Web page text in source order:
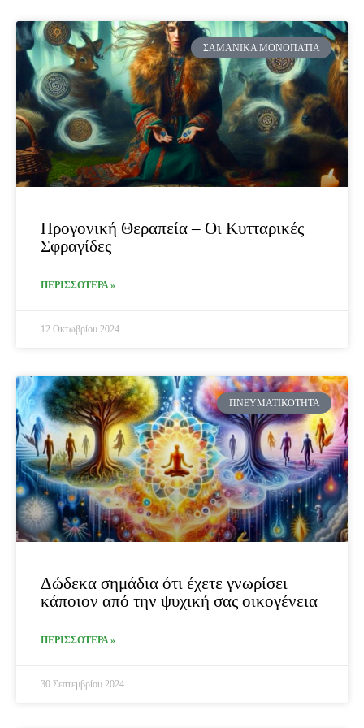
ΣΑΜΑΝΙΚΆ ΜΟΝΟΠΆΤΙΑ
Προγονική Θεραπεία – Οι Κυτταρικές
Σφραγίδες
ΠΕΡΙΣΣΟΤΕΡΑ »
12 Οκτωβρίου 2024
ΠΝΕΥΜΑΤΙΚΌΤΗΤΑ
Δώδεκα σημάδια ότι έχετε γνωρίσει
κάποιον από την ψυχική σας οικογένεια
ΠΕΡΙΣΣΟΤΕΡΑ »
30 Σεπτεμβρίου 2024